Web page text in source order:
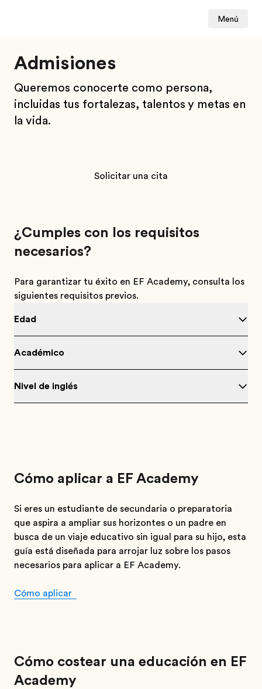
Menú
Admisiones
Queremos conocerte como persona,
incluidas tus fortalezas, talentos y metas en
la vida.
Solicitar una cita
¿Cumples con los requisitos
necesarios?
Para garantizar tu éxito en EF Academy, consulta los
siguientes requisitos previos.
Edad
Académico
Nivel de inglés
Cómo aplicar a EF Academy
Si eres un estudiante de secundaria o preparatoria
que aspira a ampliar sus horizontes o un padre en
busca de un viaje educativo sin igual para su hijo, esta
guía está diseñada para arrojar luz sobre los pasos
necesarios para aplicar a EF Academy.
Cómo aplicar
Cómo costear una educación en EF
Academy